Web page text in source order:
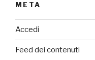
META
Accedi
Feed dei contenuti